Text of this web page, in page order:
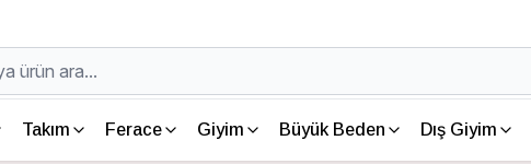
Takım Ferace Giyim Büyük Beden Dış Giyim